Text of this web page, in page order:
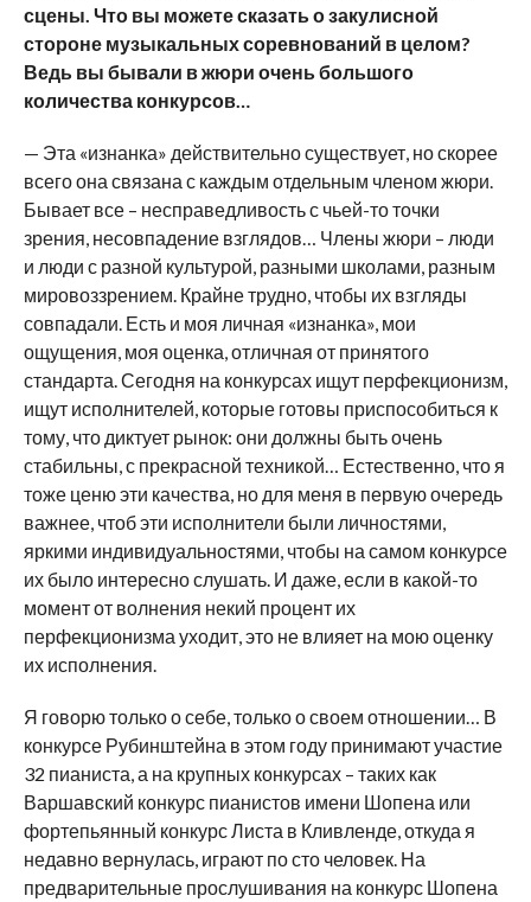
сцены. Что вы можете сказать о закулисной
стороне музыкальных соревнований в целом?
Ведь вы бывали в жюри очень большого
количества конкурсов…
— Эта «изнанка» действительно существует, но скорее
всего она связана с каждым отдельным членом жюри.
Бывает все – несправедливость с чьей-то точки
зрения, несовпадение взглядов… Члены жюри – люди
и люди с разной культурой, разными школами, разным
мировоззрением. Крайне трудно, чтобы их взгляды
совпадали. Есть и моя личная «изнанка», мои
ощущения, моя оценка, отличная от принятого
стандарта. Сегодня на конкурсах ищут перфекционизм,
ищут исполнителей, которые готовы приспособиться к
тому, что диктует рынок: они должны быть очень
стабильны, с прекрасной техникой… Естественно, что я
тоже ценю эти качества, но для меня в первую очередь
важнее, чтоб эти исполнители были личностями,
яркими индивидуальностями, чтобы на самом конкурсе
их было интересно слушать. И даже, если в какой-то
момент от волнения некий процент их
перфекционизма уходит, это не влияет на мою оценку
их исполнения.
Я говорю только о себе, только о своем отношении… В
конкурсе Рубинштейна в этом году принимают участие
32 пианиста, а на крупных конкурсах – таких как
Варшавский конкурс пианистов имени Шопена или
фортепьянный конкурс Листа в Кливленде, откуда я
недавно вернулась, играют по сто человек. На
предварительные прослушивания на конкурс Шопена